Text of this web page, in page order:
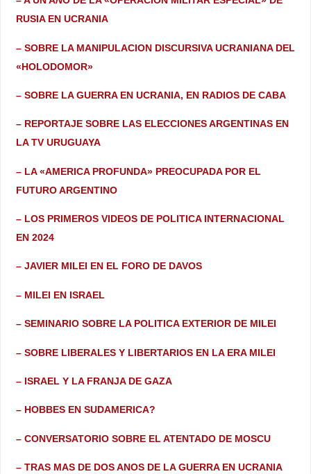
RUSIA EN UCRANIA
– SOBRE LA MANIPULACION DISCURSIVA UCRANIANA DEL
«HOLODOMOR»
– SOBRE LA GUERRA EN UCRANIA, EN RADIOS DE CABA
– REPORTAJE SOBRE LAS ELECCIONES ARGENTINAS EN
LA TV URUGUAYA
– LA «AMERICA PROFUNDA» PREOCUPADA POR EL
FUTURO ARGENTINO
– LOS PRIMEROS VIDEOS DE POLITICA INTERNACIONAL
EN 2024
– JAVIER MILEI EN EL FORO DE DAVOS
– MILEI EN ISRAEL
– SEMINARIO SOBRE LA POLITICA EXTERIOR DE MILEI
– SOBRE LIBERALES Y LIBERTARIOS EN LA ERA MILEI
– ISRAEL Y LA FRANJA DE GAZA
– HOBBES EN SUDAMERICA?
– CONVERSATORIO SOBRE EL ATENTADO DE MOSCU
– TRAS MAS DE DOS ANOS DE LA GUERRA EN UCRANIA